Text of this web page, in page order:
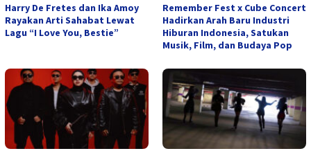
Harry De Fretes dan Ika Amoy
Rayakan Arti Sahabat Lewat
Lagu “I Love You, Bestie”
Remember Fest x Cube Concert
Hadirkan Arah Baru Industri
Hiburan Indonesia, Satukan
Musik, Film, dan Budaya Pop